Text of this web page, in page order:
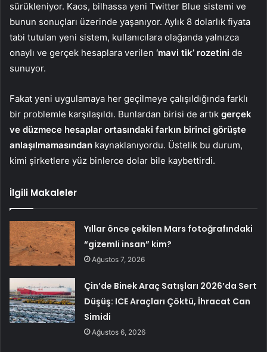
sürükleniyor. Kaos, bilhassa yeni Twitter Blue sistemi ve
bunun sonuçları üzerinde yaşanıyor. Aylık 8 dolarlık fiyata
tabi tutulan yeni sistem, kullanıcılara olağanda yalnızca
onaylı ve gerçek hesaplara verilen ‘mavi tik’ rozetini de
sunuyor.
Fakat yeni uygulamaya her geçilmeye çalışıldığında farklı
bir problemle karşılaşıldı. Bunlardan birisi de artık gerçek
ve düzmece hesaplar ortasındaki farkın birinci görüşte
anlaşılmamasından kaynaklanıyordu. Üstelik bu durum,
kimi şirketlere yüz binlerce dolar bile kaybettirdi.
İlgili Makaleler
Yıllar önce çekilen Mars fotoğrafındaki
“gizemli insan” kim?
Ağustos 7, 2026
Çin’de Binek Araç Satışları 2026’da Sert
Düşüş: ICE Araçları Çöktü, İhracat Can
Simidi
Ağustos 6, 2026